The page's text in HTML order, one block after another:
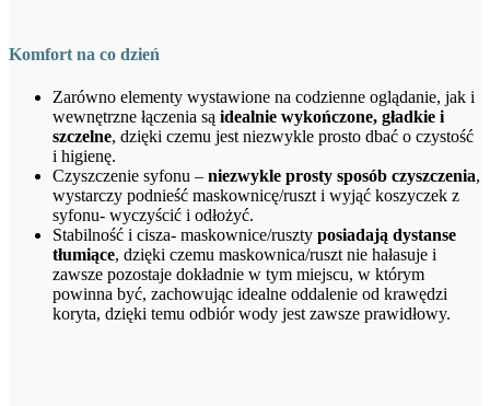
Komfort na co dzień
Zarówno elementy wystawione na codzienne oglądanie, jak i
wewnętrzne łączenia są idealnie wykończone, gładkie i
szczelne, dzięki czemu jest niezwykle prosto dbać o czystość
i higienę.
Czyszczenie syfonu – niezwykle prosty sposób czyszczenia,
wystarczy podnieść maskownicę/ruszt i wyjąć koszyczek z
syfonu- wyczyścić i odłożyć.
Stabilność i cisza- maskownice/ruszty posiadają dystanse
tłumiące, dzięki czemu maskownica/ruszt nie hałasuje i
zawsze pozostaje dokładnie w tym miejscu, w którym
powinna być, zachowując idealne oddalenie od krawędzi
koryta, dzięki temu odbiór wody jest zawsze prawidłowy.